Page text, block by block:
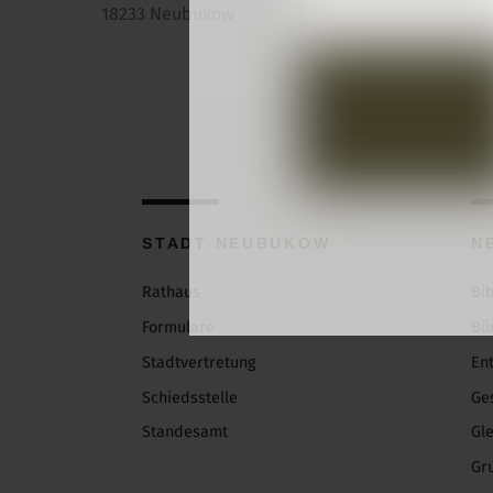
18233 Neubukow
STADT NEUBUKOW
Rathaus
Formulare
Stadtvertretung
Schiedsstelle
Standesamt